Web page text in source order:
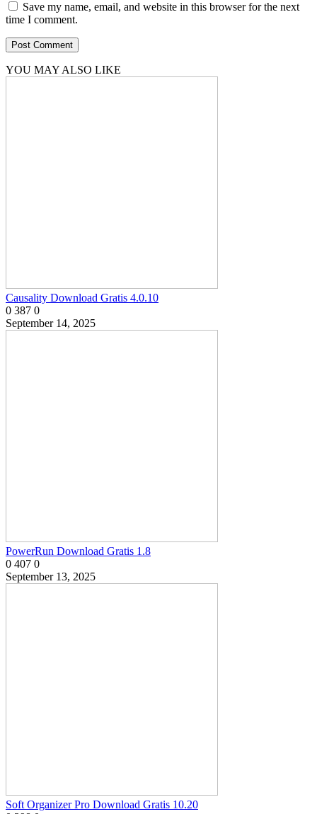
Save my name, email, and website in this browser for the next
time I comment.
YOU MAY ALSO LIKE
Causality Download Gratis 4.0.10
0 387 0
September 14, 2025
PowerRun Download Gratis 1.8
0 407 0
September 13, 2025
Soft Organizer Pro Download Gratis 10.20